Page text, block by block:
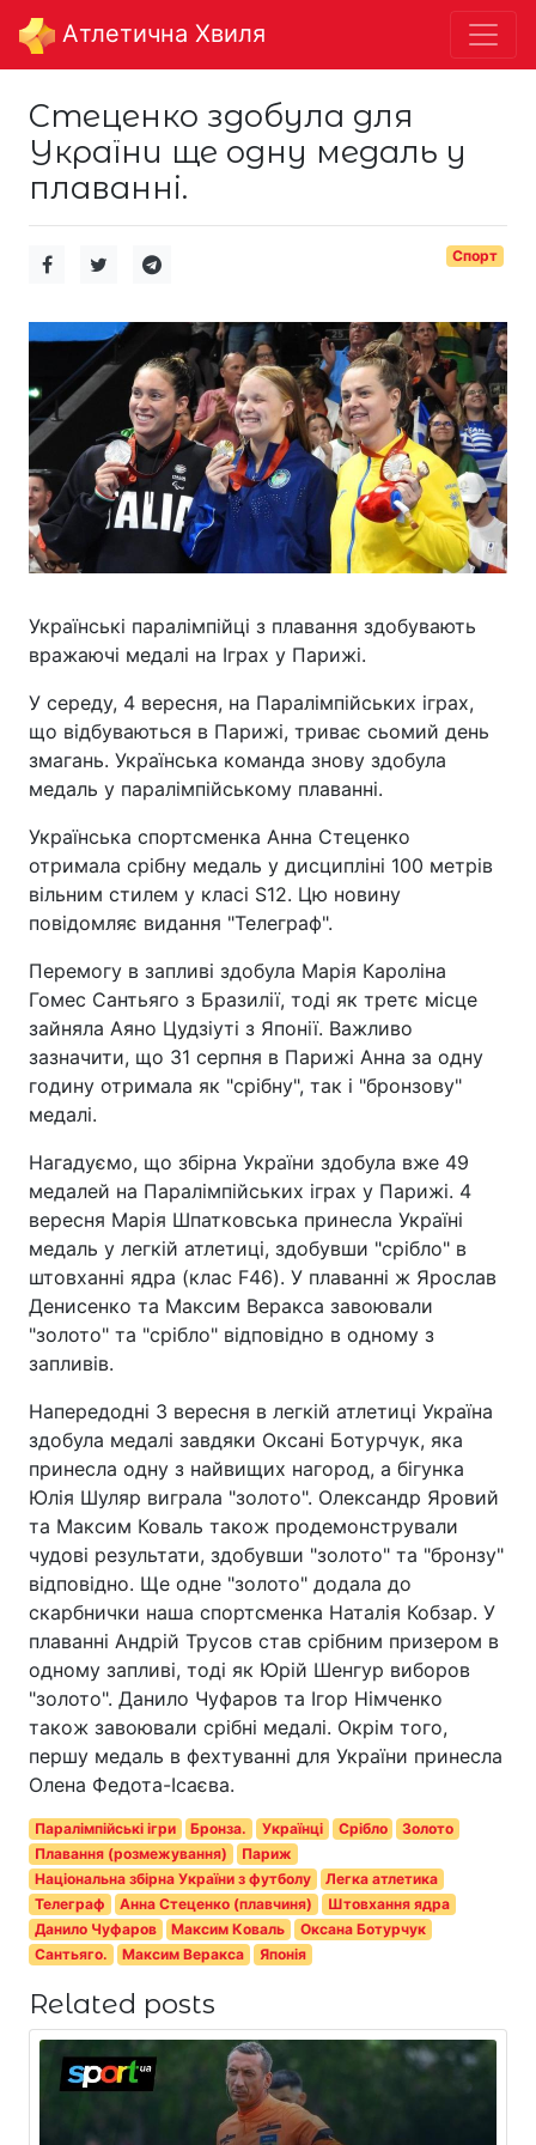
Aтлетична Хвиля
Стеценко здобула для
України ще одну медаль у
плаванні.
Спорт
Українські паралімпійці з плавання здобувають
вражаючі медалі на Іграх у Парижі.
У середу, 4 вересня, на Паралімпійських іграх,
що відбуваються в Парижі, триває сьомий день
змагань. Українська команда знову здобула
медаль у паралімпійському плаванні.
Українська спортсменка Анна Стеценко
отримала срібну медаль у дисципліні 100 метрів
вільним стилем у класі S12. Цю новину
повідомляє видання "Телеграф".
Перемогу в запливі здобула Марія Кароліна
Гомес Сантьяго з Бразилії, тоді як третє місце
зайняла Аяно Цудзіуті з Японії. Важливо
зазначити, що 31 серпня в Парижі Анна за одну
годину отримала як "срібну", так і "бронзову"
медалі.
Нагадуємо, що збірна України здобула вже 49
медалей на Паралімпійських іграх у Парижі. 4
вересня Марія Шпатковська принесла Україні
медаль у легкій атлетиці, здобувши "срібло" в
штовханні ядра (клас F46). У плаванні ж Ярослав
Денисенко та Максим Веракса завоювали
"золото" та "срібло" відповідно в одному з
запливів.
Напередодні 3 вересня в легкій атлетиці Україна
здобула медалі завдяки Оксані Ботурчук, яка
принесла одну з найвищих нагород, а бігунка
Юлія Шуляр виграла "золото". Олександр Яровий
та Максим Коваль також продемонстрували
чудові результати, здобувши "золото" та "бронзу"
відповідно. Ще одне "золото" додала до
скарбнички наша спортсменка Наталія Кобзар. У
плаванні Андрій Трусов став срібним призером в
одному запливі, тоді як Юрій Шенгур виборов
"золото". Данило Чуфаров та Ігор Німченко
також завоювали срібні медалі. Окрім того,
першу медаль в фехтуванні для України принесла
Олена Федота-Ісаєва.
Паралімпійські ігри Бронза. Українці Срібло
Золото
Плавання (розмежування)
Париж
Національна збірна України з футболу
Легка атлетика
Телеграф
Анна Стеценко (плавчиня)
Штовхання ядра
Данило Чуфаров
Максим Коваль
Оксана Ботурчук
Сантьяго.
Максим Веракса Японія
Related posts